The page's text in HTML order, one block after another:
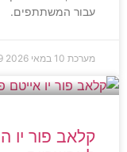
עבור המשתתפים.
מערכת 10 במאי 2026
קלאב פור יו